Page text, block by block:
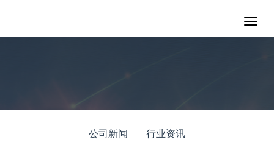
公司新闻 行业资讯